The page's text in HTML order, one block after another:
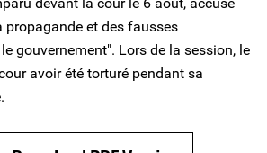
et des fausses
gouvernement". Lors de la session, le
avoir été torturé pendant sa